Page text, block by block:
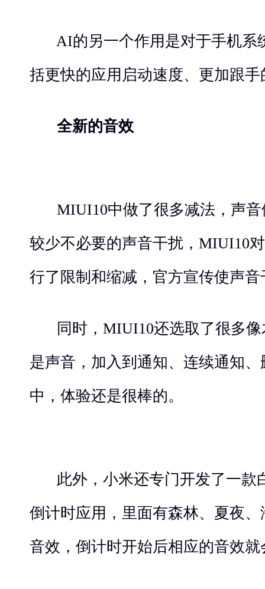
AI的另一个作用是对于手机系
括更快的应用启动速度、更加跟
全新的音效
MIUI10中做了很多减法，声
较少不必要的声音干扰，MIUI10
行了限制和缩减，官方宣传使声音
同时，MIUI10还选取了很多
是声音，加入到通知、连续通知
中，体验还是很棒的。
此外，小米还专门开发了一款
倒计时应用，里面有森林、夏夜
音效，倒计时开始后相应的音效就